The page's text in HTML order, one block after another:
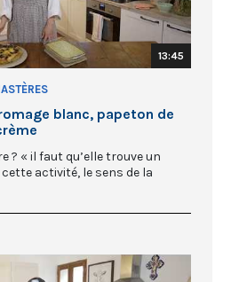
13:45
blanc, papeton de
? « il faut qu’elle trouve un
activité, le sens de la